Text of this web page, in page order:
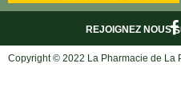
REJOIGNEZ NOUS
Copyright © 2022 La Pharmacie de La